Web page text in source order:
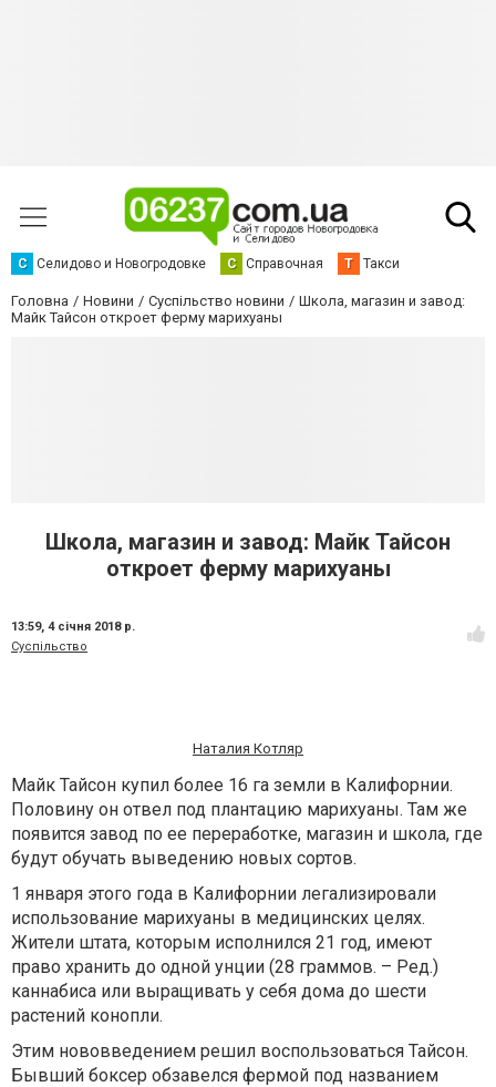
С Селидово и Новогродовке С Справочная Т Такси
Головна Новини Суспільство новини
Школа, магазин и завод:
Майк Тайсон откроет ферму марихуаны
Школа, магазин и завод: Майк Тайсон
откроет ферму марихуаны
13:59, 4 січня 2018 р.
Суспільство
Наталия Котляр
Майк Тайсон купил более 16 га земли в Калифорнии.
Половину он отвел под плантацию марихуаны. Там же
появится завод по ее переработке, магазин и школа, где
будут обучать выведению новых сортов.
1 января этого года в Калифорнии легализировали
использование марихуаны в медицинских целях.
Жители штата, которым исполнился 21 год, имеют
право хранить до одной унции (28 граммов. – Ред.)
каннабиса или выращивать у себя дома до шести
растений конопли.
Этим нововведением решил воспользоваться Тайсон.
Бывший боксер обзавелся фермой под названием